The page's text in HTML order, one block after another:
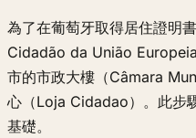
為了在葡萄牙取得居住證明
Cidadão da União
市的市政大樓（Câmara
心（Loja Cidadao）。此步
基礎。